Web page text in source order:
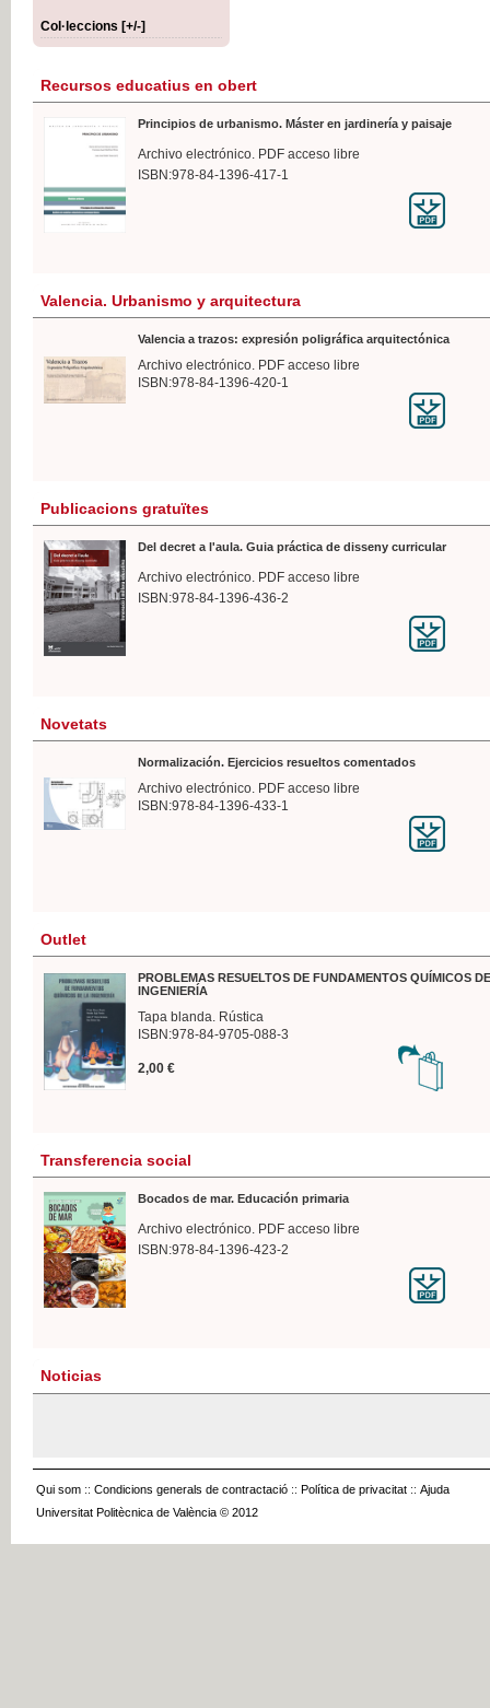
Col·leccions [+/-]
Recursos educatius en obert
Principios de urbanismo. Máster en jardinería y paisaje
Archivo electrónico. PDF acceso libre
ISBN:978-84-1396-417-1
Valencia. Urbanismo y arquitectura
Valencia a trazos: expresión poligráfica arquitectónica
Archivo electrónico. PDF acceso libre
ISBN:978-84-1396-420-1
Publicacions gratuïtes
Del decret a l'aula. Guia práctica de disseny curricular
Archivo electrónico. PDF acceso libre
ISBN:978-84-1396-436-2
Novetats
Normalización. Ejercicios resueltos comentados
Archivo electrónico. PDF acceso libre
ISBN:978-84-1396-433-1
Outlet
PROBLEMAS RESUELTOS DE FUNDAMENTOS QUÍMICOS
INGENIERÍA
Tapa blanda. Rústica
ISBN:978-84-9705-088-3
2,00 €
Transferencia social
Bocados de mar. Educación primaria
Archivo electrónico. PDF acceso libre
ISBN:978-84-1396-423-2
Noticias
Qui som :: Condicions generals de contractació :: Política de privacitat :: Ajuda
Universitat Politècnica de València © 2012